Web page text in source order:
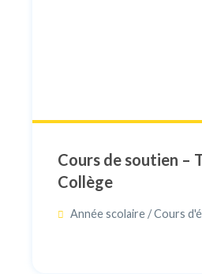
Cours de soutien –
Collège
Année scolaire / Cours